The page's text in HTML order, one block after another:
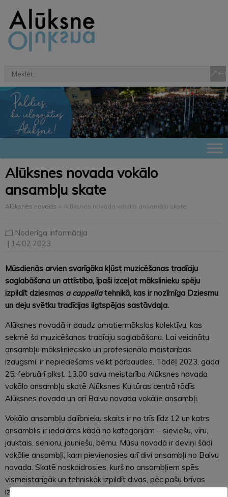
Alūksnes novada vokālo
ansambļu skate
Alūksnes novads > Alūksnes novada vokālo ansambļu skate
Noderīga informācija
| 14.02.2023
Mūsdienās arvien svarīgāka kļūst muzicēšanas tradīciju
saglabāšana un attīstība, īpaši izceļot mākslinieku spēju
izpildīt dziesmas a cappellatehnikā, kas ir nozīmīga Dziesmu
un deju svētku tradīcijas ilgtspējas sastāvdaļa.
Alūksnes novadā ir daudz amatiermākslas kolektīvu, kas
sekmē šo muzicēšanas tradīciju saglabāšanu. Lai veicinātu
ansambļu māksliniecisko un profesionālo meistarības
izaugsmi, ir nepieciešams veikt pārbaudes. Tādēļ 2023. gada
25. februārī plkst. 13.00 savu meistarību Alūksnes novada
vokālo ansambļu skatē Alūksnes Kultūras centrā rādīs
Alūksnes novada un arī Balvu novada vokālie ansambļi.
Vokālo ansambļu dalībnieku skaits ir no trīs līdz 12 un katrs
ansamblis ir iedalāms kādā no kategorijām – sieviešu, vīru,
jauktais, senioru, jauniešu, bērnu. Mūsu novadā ir deviņi šādi
vokālie ansambļi, kam pievienosies arī divi ansambļi no Balvu
novada. Skatē noskaidrosies, kurš no ansambļiem spēs
vismeistarīgāk un tehniskāk izpildīt divas, pēc pašu brīvas
izvēles atlasītas dziesmas. Vienai no šīm dziesmām jābūt